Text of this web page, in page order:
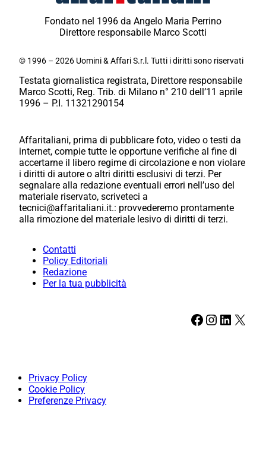
Fondato nel 1996 da Angelo Maria Perrino
Direttore responsabile Marco Scotti
© 1996 – 2026 Uomini & Affari S.r.l. Tutti i diritti sono riservati
Testata giornalistica registrata, Direttore responsabile
Marco Scotti, Reg. Trib. di Milano n° 210 dell’11 aprile
1996 – P.I. 11321290154
Affaritaliani, prima di pubblicare foto, video o testi da
internet, compie tutte le opportune verifiche al fine di
accertarne il libero regime di circolazione e non violare
i diritti di autore o altri diritti esclusivi di terzi. Per
segnalare alla redazione eventuali errori nell’uso del
materiale riservato, scriveteci a
tecnici@affaritaliani.it.: provvederemo prontamente
alla rimozione del materiale lesivo di diritti di terzi.
Contatti
Policy Editoriali
Redazione
Per la tua pubblicità
Facebook Instagram LinkedIn X
Privacy Policy
Cookie Policy
Preferenze Privacy